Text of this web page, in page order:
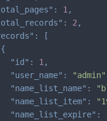
: 1,
: 2,
:
[
{
"id" : 1,
"user_name" : "admin"
"name_list_name" :
"name_list_item" :
"name_list_expire" :